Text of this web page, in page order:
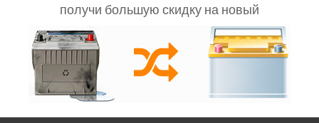
получи большую скидку на новый